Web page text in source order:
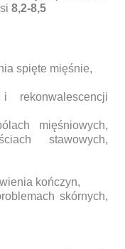
8,2-8,5
spięte mięśnie,
mięśniowych,
stawowych,
kończyn,
skórnych,